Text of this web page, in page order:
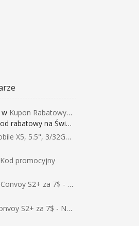
w Kupon Rabatowy na Kurs Angielskiego dla Dzieci - FunEnglish
rabatowy na Święta (
linii papilarnych, 2950mAh, aparat 13MP za 267zł - Banggood
promocyjny
za 7$ - Najniższa cena od 2017r
za 7$ - Najniższa cena od 2017r